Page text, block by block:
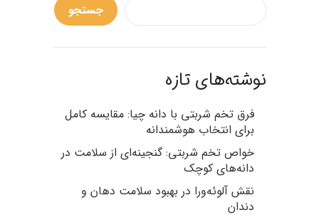
جستجو
نوشته‌های تازه
فرق تخم شربتی با دانه چیا: مقایسه کامل
برای انتخاب هوشمندانه
خواص تخم شربتی: گنجینه‌ای از سلامت در
دانه‌های کوچک
نقش آلوئه‌ورا در بهبود سلامت دهان و
دندان